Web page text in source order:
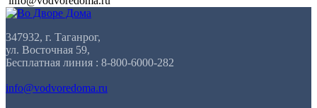
347932, г. Таганрог,
ул. Восточная 59,
Бесплатная линия : 8-800-6000-282
info@vodvoredoma.ru